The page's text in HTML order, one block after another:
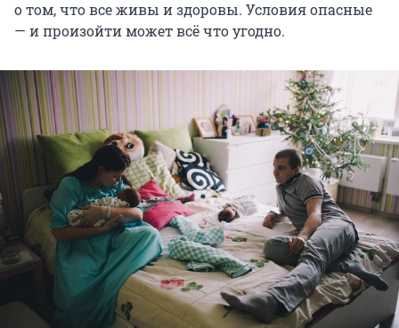
о том, что все живы и здоровы. Условия опасные
— и произойти может всё что угодно.